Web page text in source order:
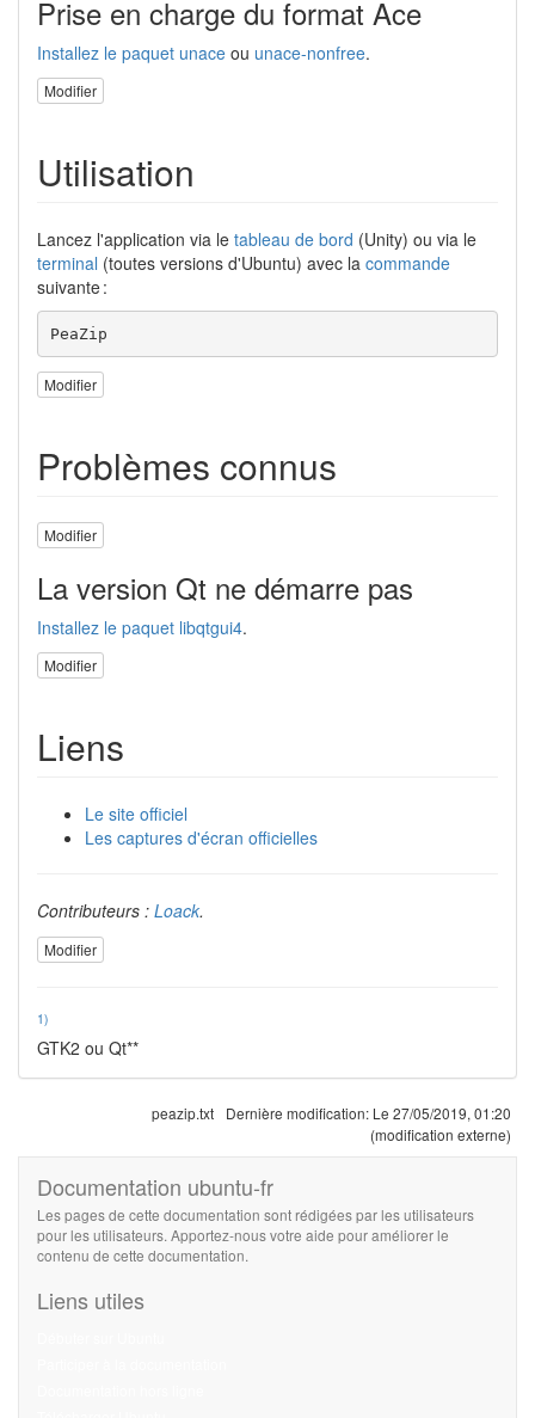
Prise en charge du format Ace
Installez le paquet unace ou unace-nonfree.
Modifier
Utilisation
Lancez l'application via le tableau de bord (Unity) ou via le
terminal (toutes versions d'Ubuntu) avec la commande
suivante :
PeaZip
Modifier
Problèmes connus
Modifier
La version Qt ne démarre pas
Installez le paquet libqtgui4.
Modifier
Liens
Le site officiel
Les captures d'écran officielles
Contributeurs : Loack.
Modifier
1)
GTK2 ou Qt**
peazip.txt Dernière modification: Le 27/05/2019, 01:20
(modification externe)
Documentation ubuntu-fr
Les pages de cette documentation sont rédigées par les utilisateurs
pour les utilisateurs. Apportez-nous votre aide pour améliorer le
contenu de cette documentation.
Liens utiles